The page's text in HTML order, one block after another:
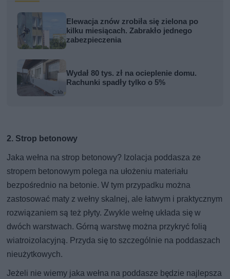
Elewacja znów zrobiła się zielona po
kilku miesiącach. Zabrakło jednego
zabezpieczenia
Wydał 80 tys. zł na ocieplenie domu.
Rachunki spadły tylko o 5%
2. Strop betonowy
Jaka wełna na strop betonowy? Izolacja poddasza ze
stropem betonowym polega na ułożeniu materiału
bezpośrednio na betonie. W tym przypadku można
zastosować maty z wełny skalnej, ale łatwym i praktycznym
rozwiązaniem są też płyty. Zwykle wełnę układa się w
dwóch warstwach. Górną warstwę można przykryć folią
wiatroizolacyjną. Przyda się to szczególnie na poddaszach
nieużytkowych.
Jeżeli nie wiemy jaka wełna na poddasze będzie najlepsza